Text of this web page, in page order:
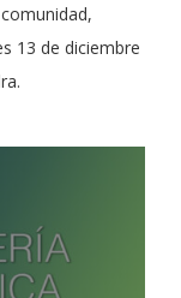
13 de diciembre